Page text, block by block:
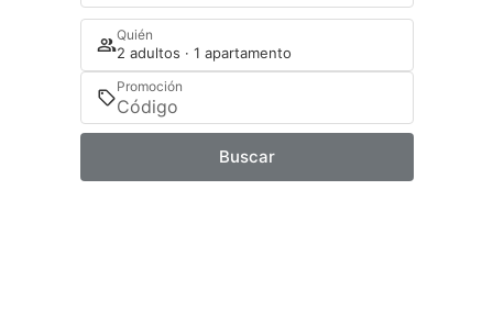
Quién
2 adultos · 1 apartamento
Promoción
Buscar